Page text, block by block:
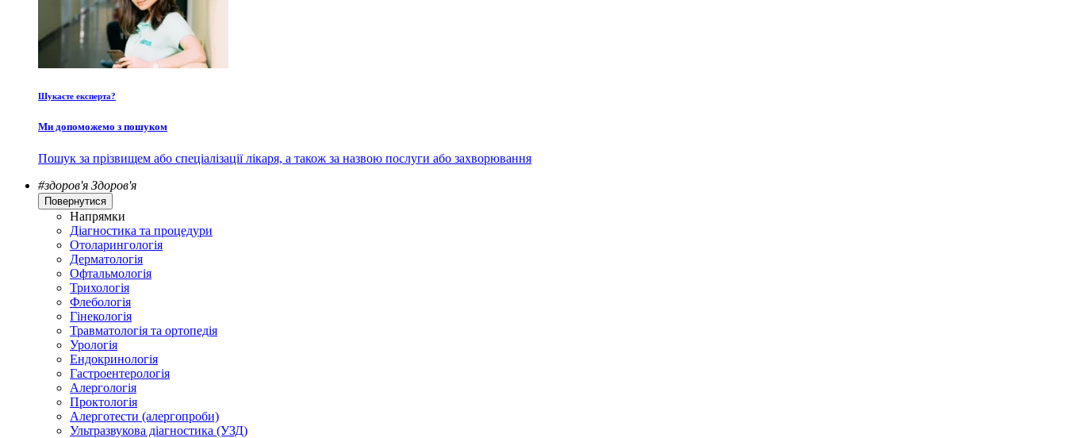
Шукаєте експерта?
Ми допоможемо з пошуком
Пошук за прізвищем або спеціалізації лікаря, а також за назвою послуги або захворювання
#здоров'я Здоров'я
Повернутися
Напрямки
Діагностика та процедури
Отоларингологія
Дерматологія
Офтальмологія
Трихологія
Флебологія
Гінекологія
Травматологія та ортопедія
Урологія
Ендокринологія
Гастроентерологія
Алергологія
Проктологія
Алерготести (алергопроби)
Ультразвукова діагностика (УЗД)